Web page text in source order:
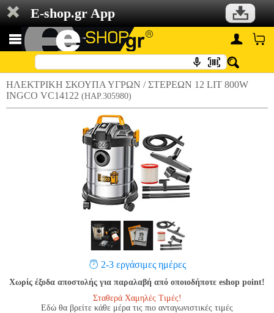
E-shop.gr App
ΗΛΕΚΤΡΙΚΗ ΣΚΟΥΠΑ ΥΓΡΩΝ / ΣΤΕΡΕΩΝ 12 LIT 800W
INGCO VC14122 (HAP.305980)
2-3 εργάσιμες ημέρες
Χωρίς έξοδα αποστολής για παραλαβή από οποιοδήποτε eshop point!
Σταθερά Χαμηλές Τιμές!
Εδώ θα βρείτε κάθε μέρα τις πιο ανταγωνιστικές τιμές